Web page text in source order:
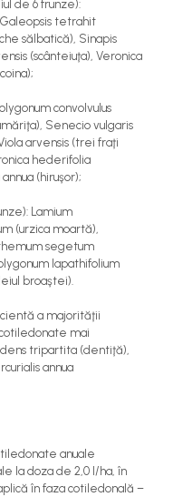
de 6 frunze):
tetrahit
sălbatică), Sinapis
(scânteiuţa), Veronica
convolvulus
Senecio vulgaris
arvensis (trei fraţi
hederifolia
(hiruşor);
Lamium
(urzica moartă),
segetum
lapathifolium
broaştei).
a majorităţii
mai
tripartita (dentiţă),
annua
anuale
la doza de 2,0 l/ha, în
în faza cotiledonală –